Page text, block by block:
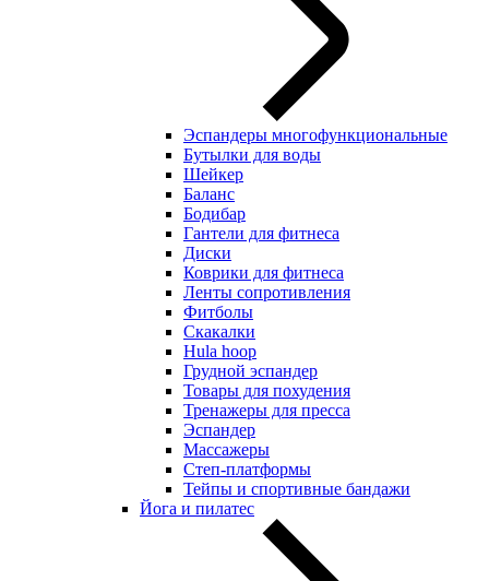
Эспандеры многофункциональные
Бутылки для воды
Шейкер
Баланс
Бодибар
Гантели для фитнеса
Диски
Коврики для фитнеса
Ленты сопротивления
Фитболы
Скакалки
Hula hoop
Грудной эспандер
Товары для похудения
Тренажеры для пресса
Эспандер
Массажеры
Степ-платформы
Тейпы и спортивные бандажи
Йога и пилатес